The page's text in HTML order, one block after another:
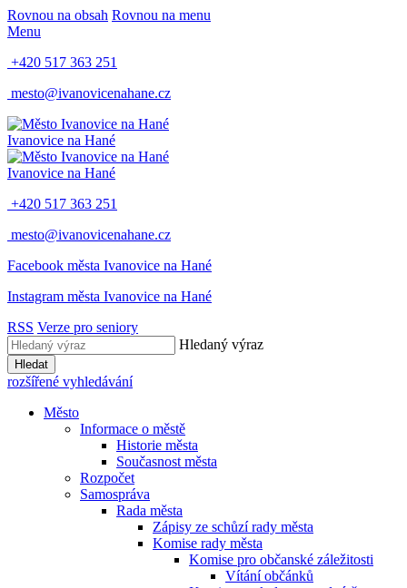
Rovnou na obsah Rovnou na menu
Menu
+420 517 363 251
mesto@ivanovicenahane.cz
Ivanovice na Hané
Ivanovice na Hané
+420 517 363 251
mesto@ivanovicenahane.cz
Facebook města Ivanovice na Hané
Instagram města Ivanovice na Hané
RSS Verze pro seniory
Hledaný výraz
Hledat
rozšířené vyhledávání
Město
Informace o městě
Historie města
Současnost města
Rozpočet
Samospráva
Rada města
Zápisy ze schůzí rady města
Komise rady města
Komise pro občanské záležitosti
Vítání občánků